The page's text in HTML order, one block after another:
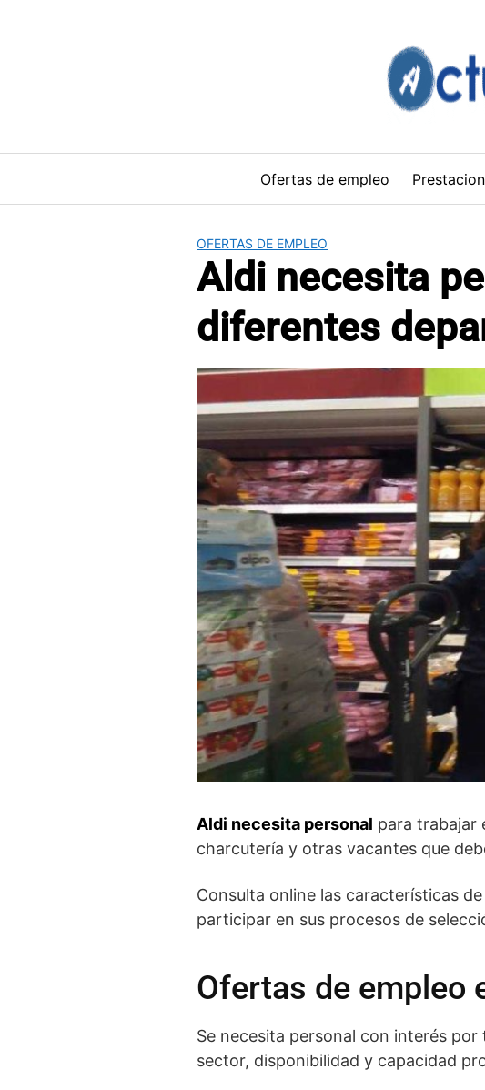
Ofertas de empleo
OFERTAS DE EMPLEO
Aldi necesita
diferentes
Aldi necesita personal para trabajar
charcutería y otras vacantes que
Consulta online las características
participar en sus procesos de
Ofertas de empleo
Se necesita personal con interés
sector, disponibilidad y capacidad